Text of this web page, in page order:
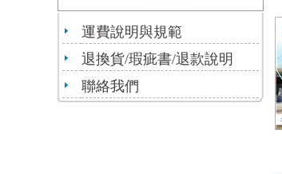
運費說明與規範
退換貨/瑕疵書/退款說明
聯絡我們